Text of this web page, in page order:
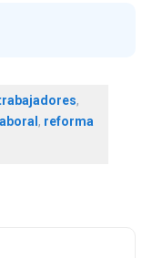
,
, reforma